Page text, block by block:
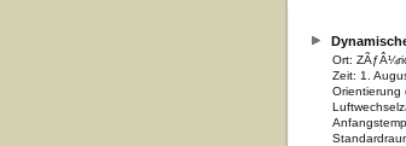
Ort:
Zeit: 1.
Orientierung